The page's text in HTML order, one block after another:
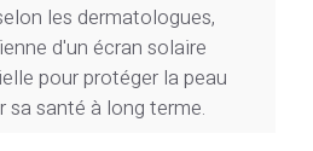
les dermatologues,
d'un écran solaire
pour protéger la peau
sa santé à long terme.